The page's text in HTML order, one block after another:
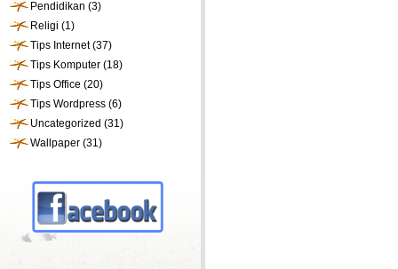
Pendidikan (3)
Religi (1)
Tips Internet(37)
Tips Komputer (18)
Tips Office (20)
Tips Wordpress (6)
Uncategorized (31)
Wallpaper (31)